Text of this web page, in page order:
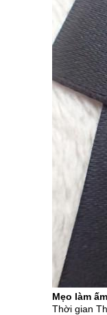
Mẹo làm
Thời gian